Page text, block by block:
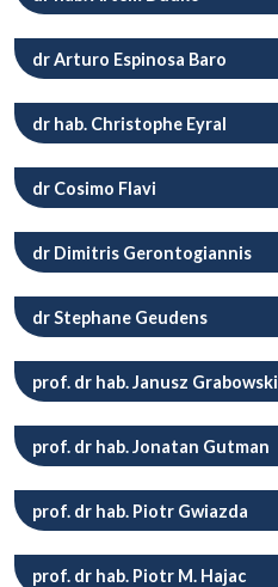
dr Arturo Espinosa Baro
dr hab. Christophe Eyral
dr Cosimo Flavi
dr Dimitris Gerontogiannis
dr Stephane Geudens
prof. dr hab. Janusz Grabowski
prof. dr hab. Jonatan Gutman
prof. dr hab. Piotr Gwiazda
prof. dr hab. Piotr M. Hajac